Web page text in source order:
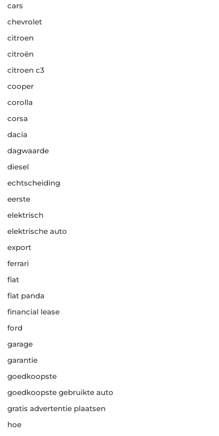
cars
chevrolet
citroen
citroën
citroen c3
cooper
corolla
corsa
dacia
dagwaarde
diesel
echtscheiding
eerste
elektrisch
elektrische auto
export
ferrari
fiat
fiat panda
financial lease
ford
garage
garantie
goedkoopste
goedkoopste gebruikte auto
gratis advertentie plaatsen
hoe